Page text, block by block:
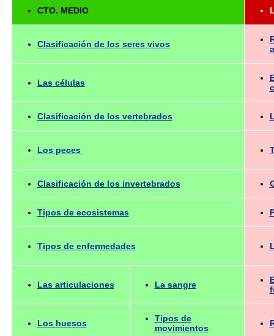
CTO. MEDIO
Clasificación de los seres vivos
Las células
Clasificación de los vertebrados
Los peces
Clasificación de los invertebrados
Tipos de ecosistemas
Tipos de enfermedades
Las articulaciones La sangre
Los huesos
Tipos de
movimientos